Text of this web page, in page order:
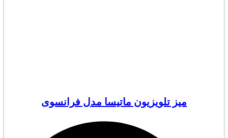
میز تلویزیون ماتیسا مدل فرانسوی